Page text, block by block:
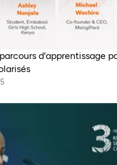
d'apprentissage